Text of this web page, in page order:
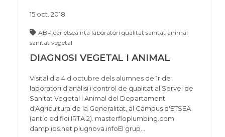
15 oct. 2018
ABP car etsea irta laboratori qualitat sanitat animal
sanitat vegetal
DIAGNOSI VEGETAL I ANIMAL
Visital dia 4 d octubre dels alumnes de 1r de
laboratori d'anàlisi i control de qualitat al Servei de
Sanitat Vegetal i Animal del Departament
d'Agricultura de la Generalitat, al Campus d'ETSEA
(antic edifici IRTA 2). masterfloplumbing.com
damplips.net plugnova.infoEl grup…